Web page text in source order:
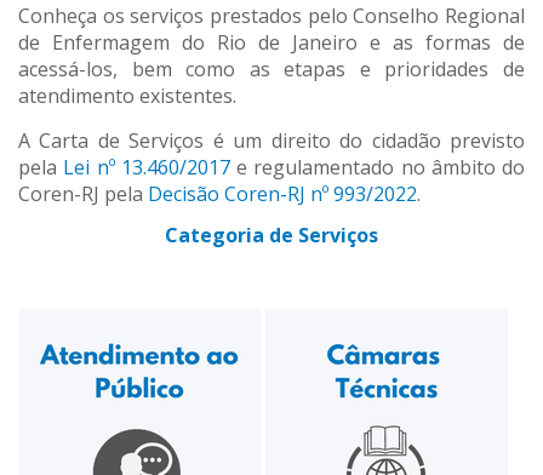
Conheça os serviços prestados pelo Conselho Regional
de Enfermagem do Rio de Janeiro e as formas de
acessá-los, bem como as etapas e prioridades de
atendimento existentes.
A Carta de Serviços é um direito do cidadão previsto
pela Lei nº 13.460/2017e regulamentado no âmbito do
Coren-RJ pela Decisão Coren-RJ nº 993/2022.
Categoria de Serviços